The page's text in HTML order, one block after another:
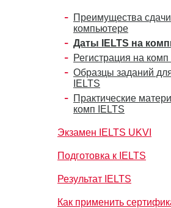
Преимущества
компьютере
Даты IELTS на
Регистрация на комп
Образцы заданий
IELTS
Практические
комп IELTS
Экзамен IELTS UKVI
Подготовка к IELTS
Результат IELTS
Как применить